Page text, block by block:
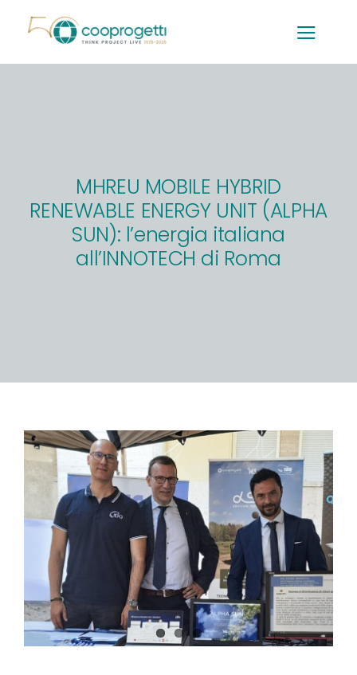
contenuto
MHREU MOBILE HYBRID
RENEWABLE ENERGY UNIT (ALPHA
SUN): l’energia italiana
all’INNOTECH di Roma